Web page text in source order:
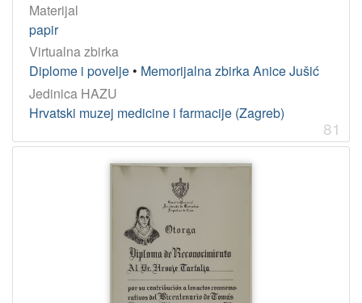
Materijal
papir
Virtualna zbirka
Diplome i povelje • Memorijalna zbirka Anice Jušić
Jedinica HAZU
Hrvatski muzej medicine i farmacije (Zagreb)
81